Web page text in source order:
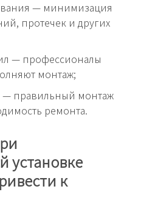
— минимизация
протечек и других
— профессионалы
монтаж;
— правильный монтаж
ремонта.
установке
к